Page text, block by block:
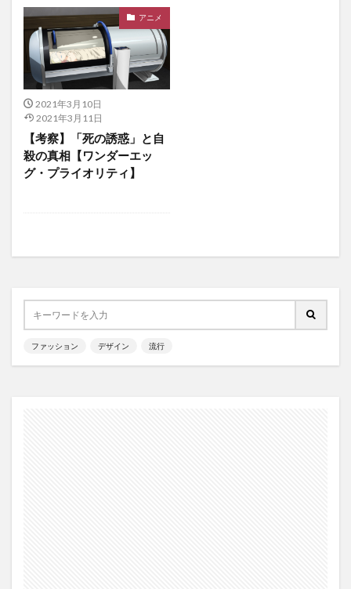
アニメ
2021年3月10日
2021年3月11日
【考察】「死の誘惑」と自
殺の真相【ワンダーエッ
グ・プライオリティ】
ファッション デザイン 流行